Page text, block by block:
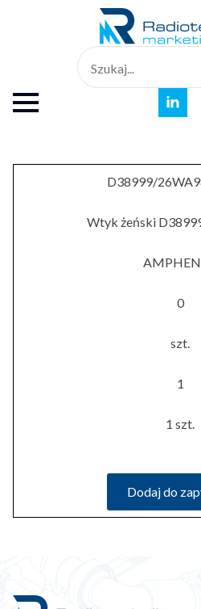
D38999/
Wtyk żeński
0
szt.
1
1 szt.
Dodaj do